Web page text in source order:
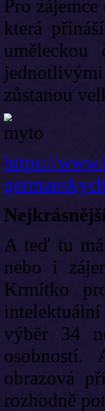
Pro
která
jednotlivými
zůstanou
https://
A teď tu
nebo i
Krmítko
výběr 34
osobností.
obrazová
rozhodně